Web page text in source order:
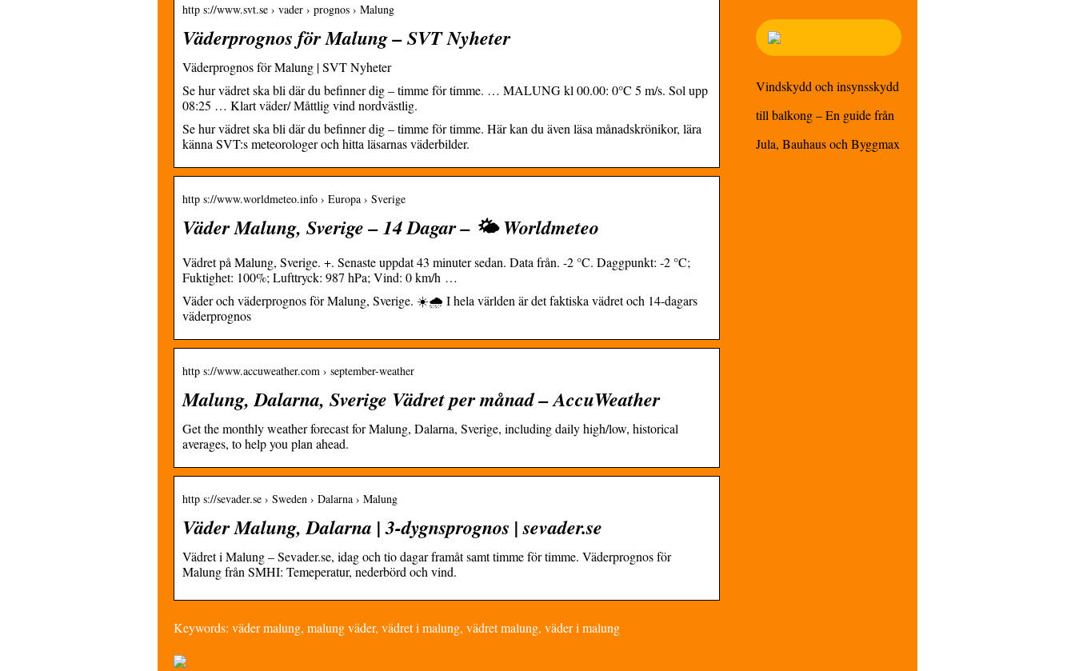
http s://www.svt.se › vader › prognos › Malung
Väderprognos för Malung – SVT Nyheter
Väderprognos för Malung | SVT Nyheter
Se hur vädret ska bli där du befinner dig – timme för timme. … MALUNG kl 00.00: 0°C 5 m/s. Sol upp
08:25 … Klart väder/ Måttlig vind nordvästlig.
Se hur vädret ska bli där du befinner dig – timme för timme. Här kan du även läsa månadskrönikor, lära
känna SVT:s meteorologer och hitta läsarnas väderbilder.
http s://www.worldmeteo.info › Europa › Sverige
Väder Malung, Sverige – 14 Dagar – 🌤️ Worldmeteo
Vädret på Malung, Sverige. +. Senaste uppdat 43 minuter sedan. Data från. -2 °C. Daggpunkt: -2 °C;
Fuktighet: 100%; Lufttryck: 987 hPa; Vind: 0 km/h …
Väder och väderprognos för Malung, Sverige. ☀️🌧️ I hela världen är det faktiska vädret och 14-dagars
väderprognos
http s://www.accuweather.com › september-weather
Malung, Dalarna, Sverige Vädret per månad – AccuWeather
Get the monthly weather forecast for Malung, Dalarna, Sverige, including daily high/low, historical
averages, to help you plan ahead.
http s://sevader.se › Sweden › Dalarna › Malung
Väder Malung, Dalarna | 3-dygnsprognos | sevader.se
Vädret i Malung – Sevader.se, idag och tio dagar framåt samt timme för timme. Väderprognos för
Malung från SMHI: Temeperatur, nederbörd och vind.
Keywords: väder malung, malung väder, vädret i malung, vädret malung, väder i malung
Vindskydd och insynsskydd
till balkong – En guide från
Jula, Bauhaus och Byggmax